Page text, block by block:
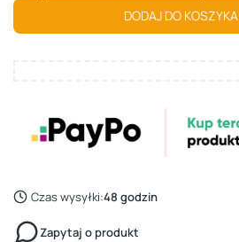
DODAJ DO KOSZYKA
Czas wysyłki:48 godzin
Zapytaj o produkt